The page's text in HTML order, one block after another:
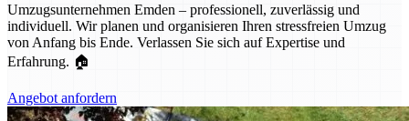
Umzugsunternehmen Emden – professionell, zuverlässig und
individuell. Wir planen und organisieren Ihren stressfreien Umzug
von Anfang bis Ende. Verlassen Sie sich auf Expertise und
Erfahrung. 🏠
Angebot anfordern